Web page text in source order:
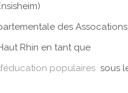
des
Rhin en tant que
populairessous